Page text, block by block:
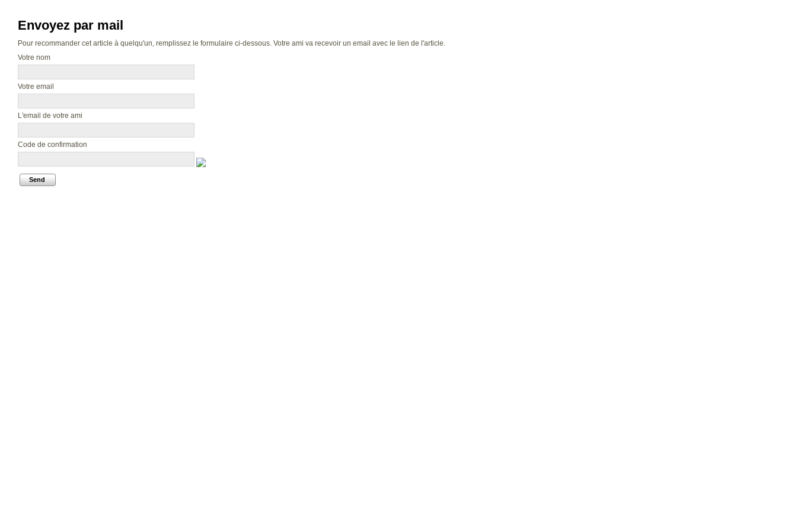
Envoyez par mail
Pour recommander cet article à quelqu'un, remplissez le formulaire ci-dessous. Votre ami va recevoir un email avec le lien de l'article.
Votre nom
Votre email
L'email de votre ami
Code de confirmation
Send